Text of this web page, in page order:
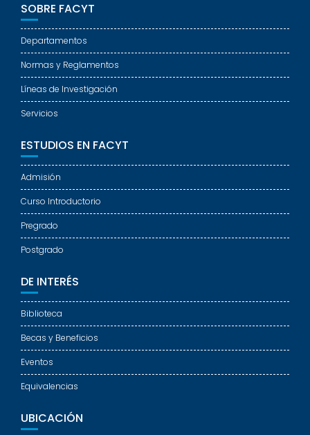
SOBRE FACYT
Departamentos
Normas y Reglamentos
Líneas de Investigación
Servicios
ESTUDIOS EN FACYT
Admisión
Curso Introductorio
Pregrado
Postgrado
DE INTERÉS
Biblioteca
Becas y Beneficios
Eventos
Equivalencias
UBICACIÓN